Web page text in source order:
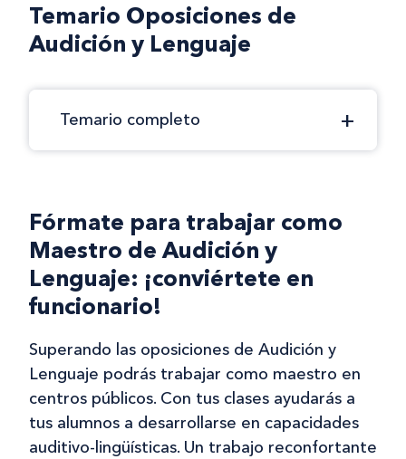
Temario Oposiciones de
Audición y Lenguaje
Temario completo
Fórmate para trabajar como
Maestro de Audición y
Lenguaje: ¡conviértete en
funcionario!
Superando las oposiciones de Audición y
Lenguaje podrás trabajar como maestro en
centros públicos. Con tus clases ayudarás a
tus alumnos a desarrollarse en capacidades
auditivo-lingüísticas. Un trabajo reconfortante